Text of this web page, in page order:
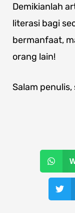
Demikianlah
literasi bagi
bermanfaat,
orang lain!
Salam